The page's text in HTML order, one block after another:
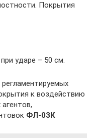
Покрытия
ударе – 50 см.
регламентируемых
к воздействию
ФЛ-03К